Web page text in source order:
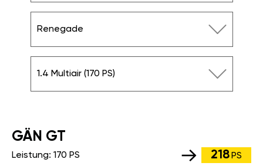
Renegade
1.4 Multiair (170 PS)
GÄN GT
Leistung: 170 PS 218 PS